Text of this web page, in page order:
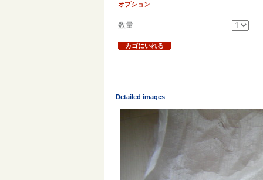
オプション
数量
カゴにいれる
Detailed images